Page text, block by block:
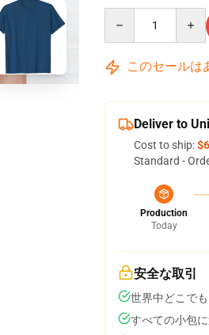
このセールは
Deliver to
Cost to ship:
Standard -
Production
Today
安全な取引
世界中どこで
すべての小包